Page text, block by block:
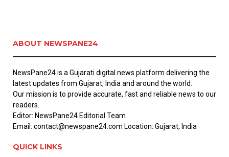
ABOUT NEWSPANE24
NewsPane24 is a Gujarati digital news platform delivering the
latest updates from Gujarat, India and around the world.
Our mission is to provide accurate, fast and reliable news to our
readers.
Editor: NewsPane24 Editorial Team
Email: contact@newspane24.com Location: Gujarat, India
QUICK LINKS